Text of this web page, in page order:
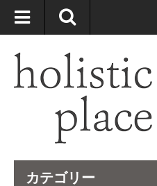
自然療法大国のオーストラリアよ
ロパスが厳選したサプリメントや
カテゴリー